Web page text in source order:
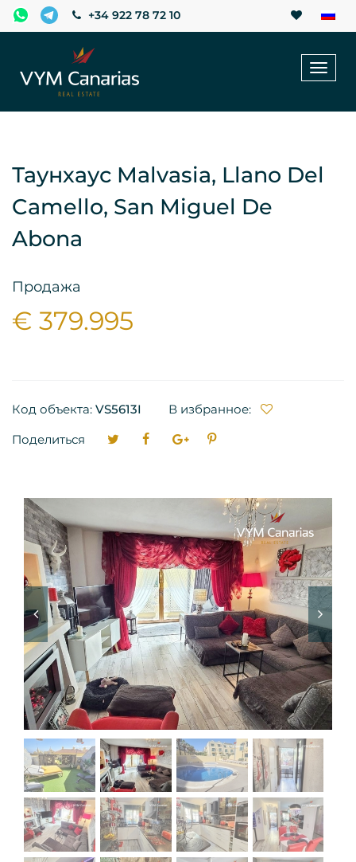
+34 922 78 72 10
Таунхаус Malvasia, Llano Del
Camello, San Miguel De
Abona
Продажа
€ 379.995
Код объекта: VS5613I
В избранное:
Поделиться